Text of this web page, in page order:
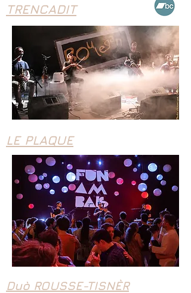
TRENCADIT
LE PLAQUE
Duò ROUSSE-TISNÈR